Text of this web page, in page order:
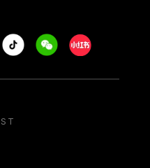
Tiktok WeechatXiaohongshu/